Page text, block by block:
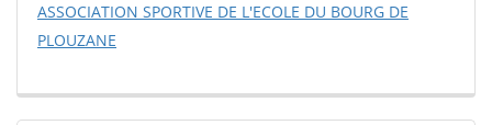
ASSOCIATION SPORTIVE DE L'ECOLE DU BOURG DE
PLOUZANE